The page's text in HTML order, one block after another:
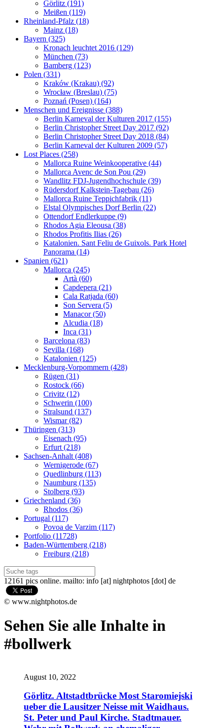
Görlitz (191)
Meißen (119)
Rheinland-Pfalz (18)
Mainz (18)
Bayern (325)
Kronach leuchtet 2016 (129)
München (73)
Bamberg (123)
Polen (331)
Kraków (Krakau) (92)
Wrocław (Breslau) (75)
Poznań (Posen) (164)
Menschen und Ereignisse (388)
Berlin Karneval der Kulturen 2017 (155)
Berlin Christopher Street Day 2017 (92)
Berlin Christopher Street Day 2018 (84)
Berlin Karneval der Kulturen 2009 (57)
Lost Places (258)
Mallorca Ruine Weinkooperative (44)
Mallorca Avenc de Son Pou (29)
Wandlitz FDJ-Jugendhochschule (39)
Rüdersdorf Kalkstein-Tagebau (26)
Mallorca Ruine Teppichfabrik (11)
Elstal Olympisches Dorf Berlin (22)
Ottendorf Endlerkuppe (9)
Rhodos Agia Eleousa (38)
Rhodos Profitis Ilias (26)
Katalonien. Sant Feliu de Guixols. Park Hotel
Panorama (14)
Spanien (621)
Mallorca (245)
Artà (60)
Capdepera (21)
Cala Ratjada (60)
Son Servera (5)
Manacor (50)
Alcudia (18)
Inca (31)
Barcelona (83)
Sevilla (168)
Katalonien (125)
Mecklenburg-Vorpommern (428)
Rügen (31)
Rostock (66)
Crivitz (12)
Schwerin (100)
Stralsund (137)
Wismar (82)
Thüringen (313)
Eisenach (95)
Erfurt (218)
Sachsen-Anhalt (408)
Wernigerode (67)
Quedlinburg (113)
Naumburg (135)
Stolberg (93)
Griechenland (36)
Rhodos (36)
Portugal (117)
Povoa de Varzim (117)
Portfolio (11728)
Baden-Württemberg (218)
Freiburg (218)
12161 pics online. mailto: info [at] nightphotos [dot] de
© www.nightphotos.de
Sehen Sie alle Inhalte in
#bollwerk
August 10, 2022
Görlitz. Altstadtbrücke Most Staromiejski
ueber die Lausitzer Neisse mit Waidhaus.
St. Peter und Paul Kirche. Stadtmauer.